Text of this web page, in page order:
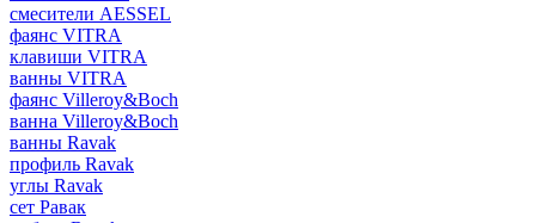
смесители AESSEL
фаянс VITRA
клавиши VITRA
ванны VITRA
фаянс Villeroy&Boch
ванна Villeroy&Boch
ванны Ravak
профиль Ravak
углы Ravak
сет Равак